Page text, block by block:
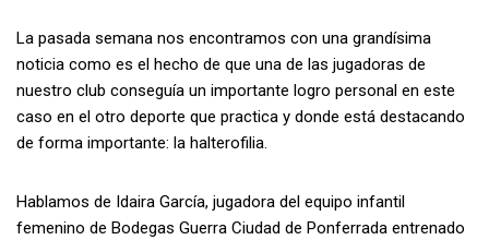
La pasada semana nos encontramos con una grandísima
noticia como es el hecho de que una de las jugadoras de
nuestro club conseguía un importante logro personal en este
caso en el otro deporte que practica y donde está destacando
de forma importante: la halterofilia.
Hablamos de Idaira García, jugadora del equipo infantil
femenino de Bodegas Guerra Ciudad de Ponferrada entrenado